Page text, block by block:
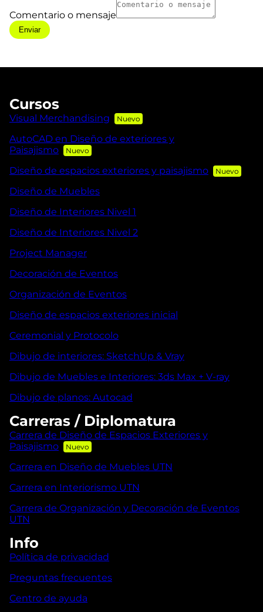
Comentario o mensaje
Enviar
Cursos
Visual Merchandising
AutoCAD en Diseño de exteriores y
Paisajismo
Diseño de espacios exteriores y paisajismo
Diseño de Muebles
Diseño de Interiores Nivel 1
Diseño de Interiores Nivel 2
Project Manager
Decoración de Eventos
Organización de Eventos
Diseño de espacios exteriores inicial
Ceremonial y Protocolo
Dibujo de interiores: SketchUp & Vray
Dibujo de Muebles e Interiores: 3ds Max + V-ray
Dibujo de planos: Autocad
Carreras / Diplomatura
Carrera de Diseño de Espacios Exteriores y
Paisajismo
Carrera en Diseño de Muebles UTN
Carrera en Interiorismo UTN
Carrera de Organización y Decoración de Eventos
UTN
Info
Política de privacidad
Preguntas frecuentes
Centro de ayuda